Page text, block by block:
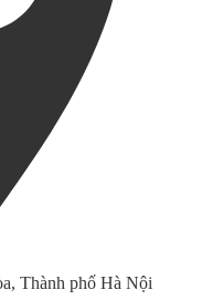
Thành phố Hà Nội